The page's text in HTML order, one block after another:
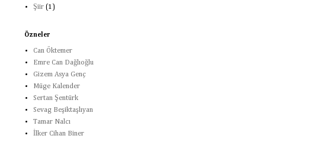
Şiir (1)
Özneler
Can Öktemer
Emre Can Dağlıoğlu
Gizem Asya Genç
Müge Kalender
Sertan Şentürk
Sevag Beşiktaşlıyan
Tamar Nalcı
İlker Cihan Biner